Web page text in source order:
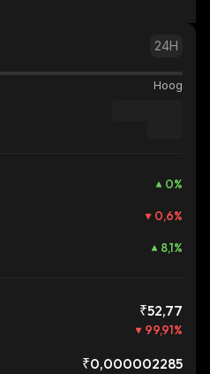
24H
Hoog
0%
0,6%
8,1%
₹52,77
99,91%
₹0,000002285